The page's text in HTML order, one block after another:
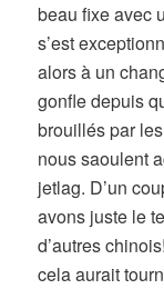
beau fixe avec
s’est
alors à un
gonfle depuis
brouillés par
nous saoulent
jetlag. D’un
avons juste le
d’autres
cela aurait